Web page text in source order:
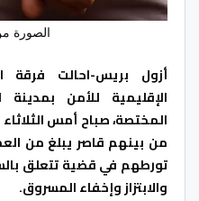
الصورة
أزول بريس-احالت فرقة
الإقليمية للأمن بمدينة
تورطهم في قضية تتعلق
والابتزاز وإخفاء المسروق.